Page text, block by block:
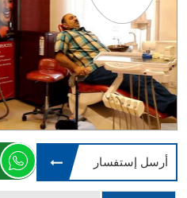
أرسل إستفسار